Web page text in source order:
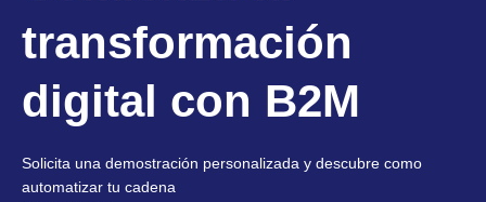
transformación
digital con B2M
Solicita una demostración personalizada y descubre como
automatizar tu cadena